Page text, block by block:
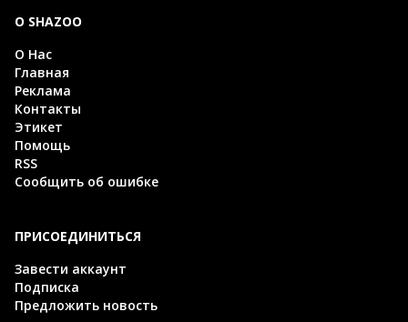
О SHAZOO
О Нас
Главная
Реклама
Контакты
Этикет
Помощь
RSS
Сообщить об ошибке
ПРИСОЕДИНИТЬСЯ
Завести аккаунт
Подписка
Предложить новость